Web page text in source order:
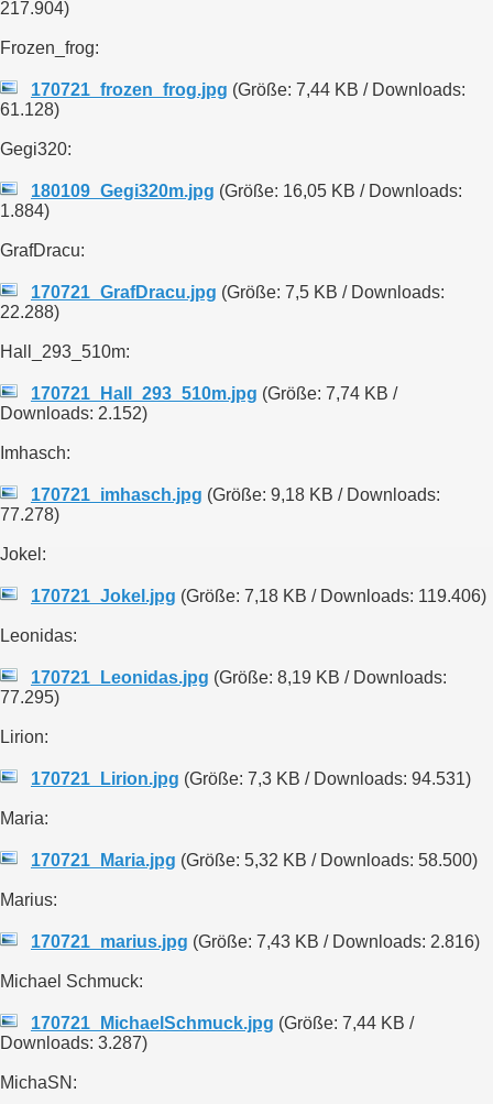
217.904)
Frozen_frog:
170721_frozen_frog.jpg (Größe: 7,44 KB / Downloads:
61.128)
Gegi320:
180109_Gegi320m.jpg (Größe: 16,05 KB / Downloads:
1.884)
GrafDracu:
170721_GrafDracu.jpg (Größe: 7,5 KB / Downloads:
22.288)
Hall_293_510m:
170721_Hall_293_510m.jpg (Größe: 7,74 KB /
Downloads: 2.152)
Imhasch:
170721_imhasch.jpg (Größe: 9,18 KB / Downloads:
77.278)
Jokel:
170721_Jokel.jpg (Größe: 7,18 KB / Downloads: 119.406)
Leonidas:
170721_Leonidas.jpg (Größe: 8,19 KB / Downloads:
77.295)
Lirion:
170721_Lirion.jpg (Größe: 7,3 KB / Downloads: 94.531)
Maria:
170721_Maria.jpg (Größe: 5,32 KB / Downloads: 58.500)
Marius:
170721_marius.jpg (Größe: 7,43 KB / Downloads: 2.816)
Michael Schmuck:
170721_MichaelSchmuck.jpg (Größe: 7,44 KB /
Downloads: 3.287)
MichaSN: